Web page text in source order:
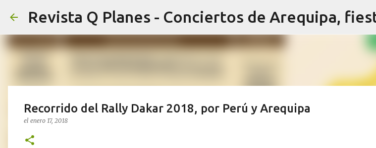
Ir al contenido principal
Recorrido del Rally Dakar 2018, por Perú y Arequipa
el enero 17, 2018